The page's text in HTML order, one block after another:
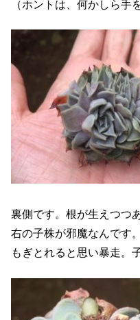
（ホントは、何かしら手
裏側です。根が生えつつ
右の子株が邪魔なんです
もぎとれると思い暴走。